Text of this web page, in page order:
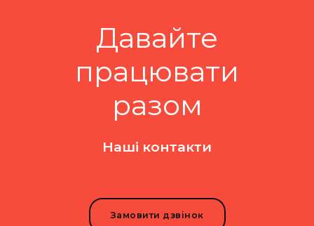
Давайте
працювати
разом
Наші контакти
Замовити дзвінок